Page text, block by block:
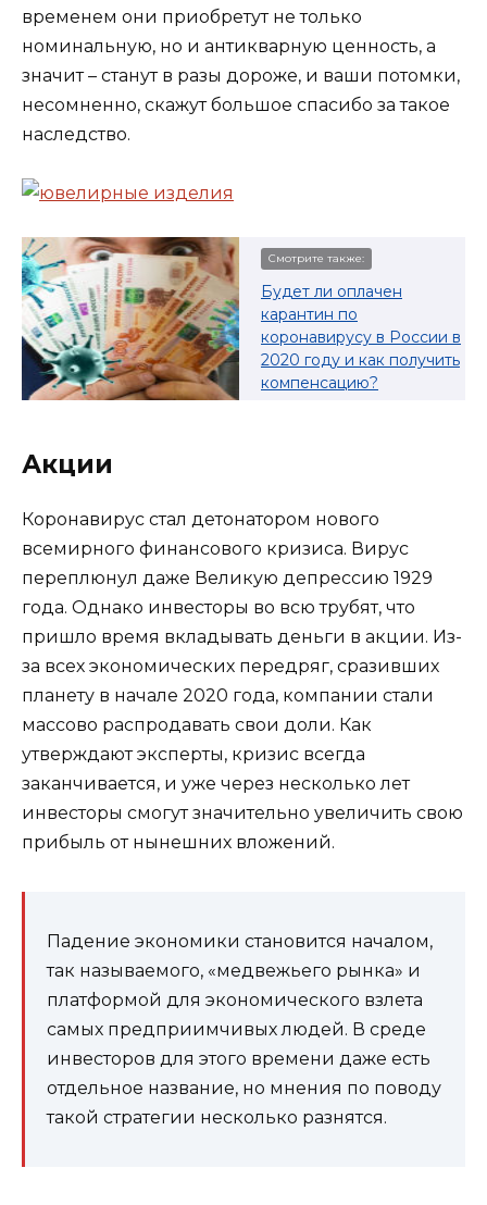
временем они приобретут не только
номинальную, но и антикварную ценность, а
значит – станут в разы дороже, и ваши потомки,
несомненно, скажут большое спасибо за такое
наследство.
Смотрите также:
Будет ли оплачен
карантин по
коронавирусу в России в
2020 году и как получить
компенсацию?
Акции
Коронавирус стал детонатором нового
всемирного финансового кризиса. Вирус
переплюнул даже Великую депрессию 1929
года. Однако инвесторы во всю трубят, что
пришло время вкладывать деньги в акции. Из-
за всех экономических передряг, сразивших
планету в начале 2020 года, компании стали
массово распродавать свои доли. Как
утверждают эксперты, кризис всегда
заканчивается, и уже через несколько лет
инвесторы смогут значительно увеличить свою
прибыль от нынешних вложений.
Падение экономики становится началом,
так называемого, «медвежьего рынка» и
платформой для экономического взлета
самых предприимчивых людей. В среде
инвесторов для этого времени даже есть
отдельное название, но мнения по поводу
такой стратегии несколько разнятся.